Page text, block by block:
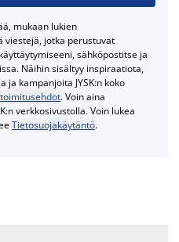
mukaan lukien
viestejä, jotka perustuvat
sähköpostitse ja
Näihin sisältyy inspiraatiota,
ja kampanjoita JYSK:n koko
. Voin aina
verkkosivustolla. Voin lukea
Tietosuojakäytäntö.